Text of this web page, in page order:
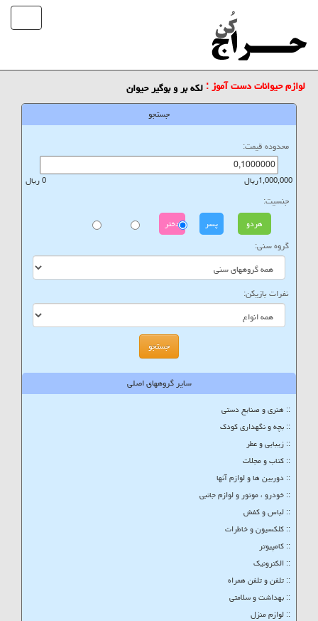
لوازم حیوانات دست آموز :لکه بر و بوگیر حیوان
جستجو
محدوده قیمت:
1,000,000ریال 0 ریال
جنسیت:
هردو پسر دختر
گروه سنی:
نفرات بازیکن:
سایر گروههای اصلی
:: هنری و صنایع دستی
:: بچه و نگهداری کودک
:: زیبایی و عطر
:: کتاب و مجلات
:: دوربین ها و لوازم آنها
:: خودرو ، موتور و لوازم جانبی
:: لباس و کفش
:: کلکسیون و خاطرات
:: کامپیوتر
:: الکترونیک
:: تلفن و تلفن همراه
:: بهداشت و سلامتی
:: لوازم منزل